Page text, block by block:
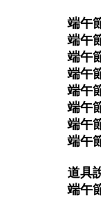
端午
端午
端午
端午
端午
端午
端午
端午
道具
端午